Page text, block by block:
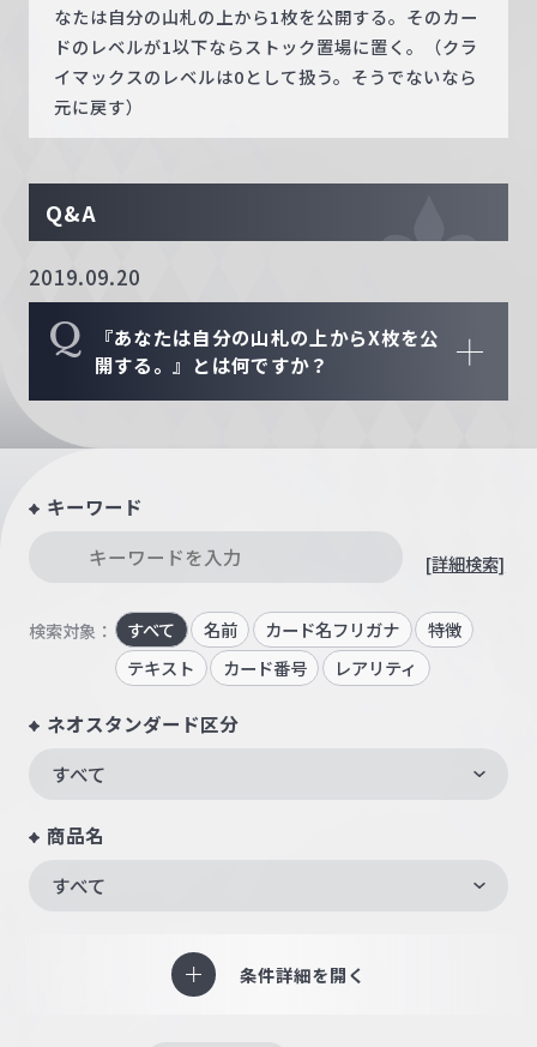
なたは自分の山札の上から1枚を公開する。そのカー
ドのレベルが1以下ならストック置場に置く。（クラ
イマックスのレベルは0として扱う。そうでないなら
元に戻す）
Q&A
2019.09.20
Q
『あなたは自分の山札の上からX枚を公
開する。』とは何ですか？
キーワード
[詳細検索]
検索対象： すべて 名前 カード名フリガナ
特徴
テキスト
カード番号 レアリティ
ネオスタンダード区分
すべて
商品名
すべて
条件詳細を開く